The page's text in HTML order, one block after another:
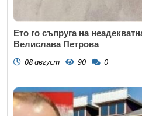
Ето го съпруга на
Велислава Петрова
08 август 90 0